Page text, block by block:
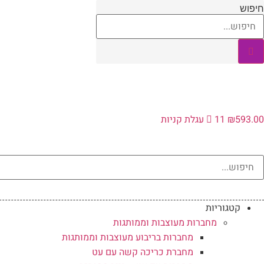
דלג
לתוכן
חיפוש
₪593.00
11 עגלת קניות
קטגוריות
מחברות מעוצבות וממותגות
מחברות בריבוע מעוצבות וממותגות
מחברת כריכה קשה עם עט